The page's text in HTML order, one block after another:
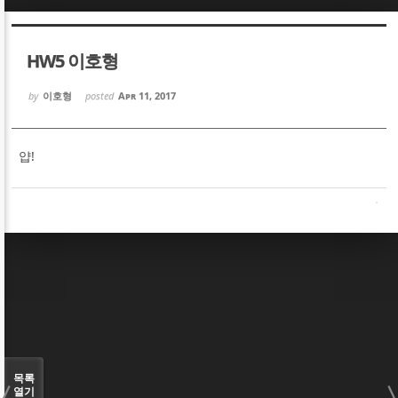
HW5 이호형
by 이호형 posted Apr 11, 2017
얍!
목록
열기
Sketchbook5, 스케치북5
Sketchbook5, 스케치북5
Sketchbook5, 스케치북5
Sketchbook5, 스케치북5